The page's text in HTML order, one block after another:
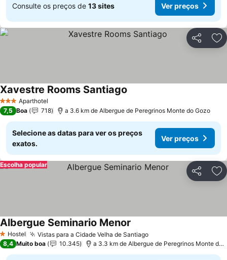
Consulte os preços de 13 sites Ver preços
Partilhar
3 EstrelasAparthotel
Xavestre Rooms Santiago
7,5 Boa 718 a 3.6 km de Albergue de Peregrinos Monte do Gozo
Selecione as datas para ver os preços
exatos.
Ver preços
Partilhar
Escolha popular
1 Estrelas
Hostel Vistas para a Cidade Velha de Santiago
Albergue Seminario Menor
8,4 Muito boa 10.345 a 3.3 km de Albergue de Peregrinos Monte do Gozo